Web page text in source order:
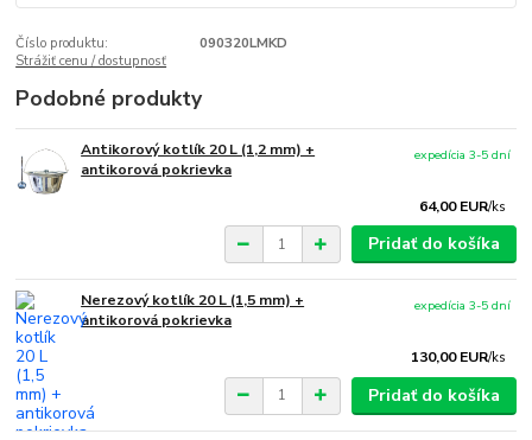
Číslo produktu:
090320LMKD
Strážiť cenu / dostupnosť
Podobné produkty
Antikorový kotlík 20 L (1,2 mm) +
antikorová pokrievka
64,00 EUR/ks
expedícia 3-5 dní
Pridať do košíka
Nerezový kotlík 20 L (1,5 mm) +
antikorová pokrievka
130,00 EUR/ks
expedícia 3-5 dní
Pridať do košíka